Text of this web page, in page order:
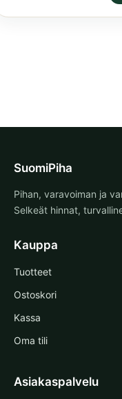
SuomiPiha
Pihan, varavoiman ja
Selkeät hinnat,
Kauppa
Tuotteet
Ostoskori
Kassa
Oma tili
Asiakaspalvelu